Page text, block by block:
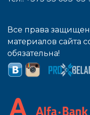
Все права
материалов сайта
обязательна!